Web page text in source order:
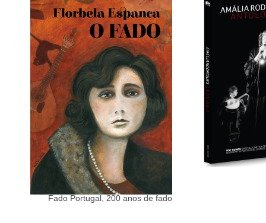
Fado Portugal, 200 anos de fado